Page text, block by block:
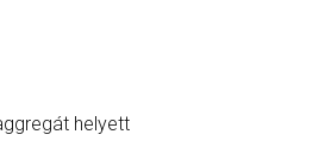
helyett